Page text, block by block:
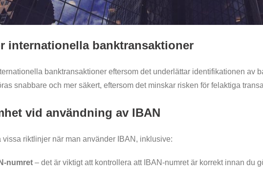
internationella banktransaktioner
banktransaktioner eftersom det underlättar identifikationen av
snabbare och mer säkert, eftersom det minskar risken för felaktiga
vid användning av IBAN
vissa riktlinjer när man använder IBAN, inklusive:
numret – det är viktigt att kontrollera att IBAN-numret är korrekt innan du